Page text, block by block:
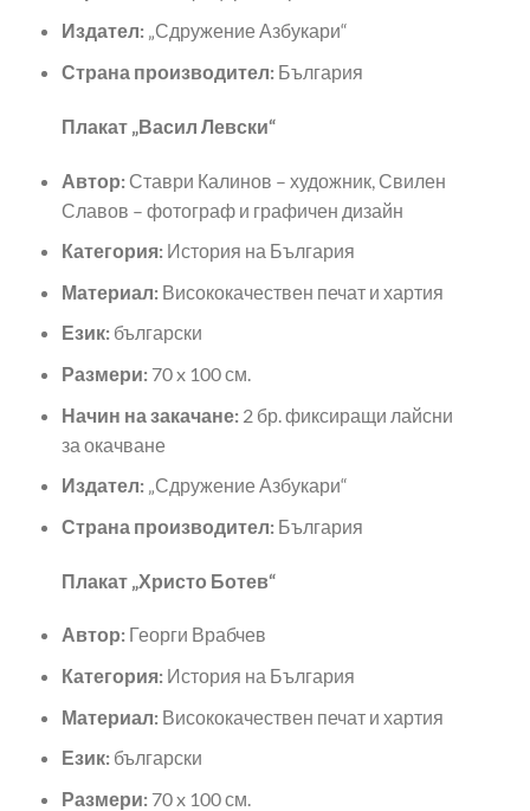
Издател: „Сдружение Азбукари“
Страна производител:България
Плакат „Васил Левски“
Автор:Ставри Калинов – художник, Свилен
Славов – фотограф и графичен дизайн
Категория:История на България
Материал:Висококачествен печат и хартия
Език:български
Размери:70 x 100 см.
Начин на закачане: 2 бр. фиксиращи лайсни
за окачване
Издател:„Сдружение Азбукари“
Страна производител:България
Плакат „Христо Ботев“
Автор:Георги Врабчев
Категория:История на България
Материал:Висококачествен печат и хартия
Език:български
Размери:70 x 100 см.